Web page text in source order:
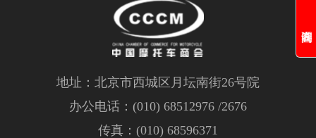
地址：北京市西城区月坛南街26号院
办公电话：(010) 68512976 /2676
传真：(010) 68596371